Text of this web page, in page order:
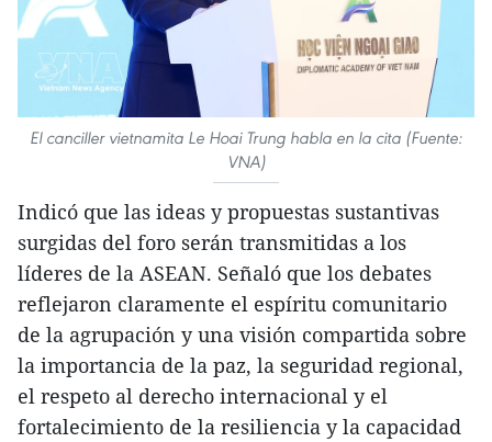
El canciller vietnamita Le Hoai Trung habla en la cita (Fuente:
VNA)
Indicó que las ideas y propuestas sustantivas
surgidas del foro serán transmitidas a los
líderes de la ASEAN. Señaló que los debates
reflejaron claramente el espíritu comunitario
de la agrupación y una visión compartida sobre
la importancia de la paz, la seguridad regional,
el respeto al derecho internacional y el
fortalecimiento de la resiliencia y la capacidad